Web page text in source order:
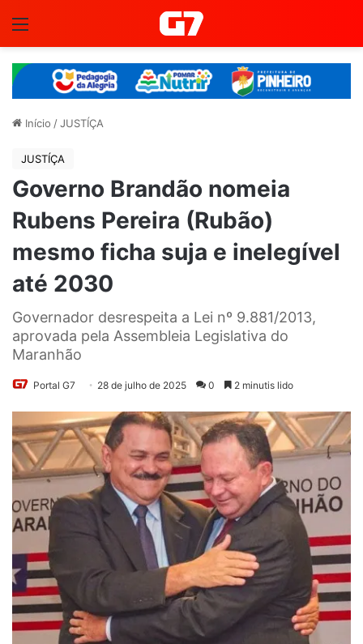
Início /JUSTÍÇA
JUSTÍÇA
Governo Brandão nomeia
Rubens Pereira (Rubão)
mesmo ficha suja e inelegível
até 2030
Governador desrespeita a Lei nº 9.881/2013,
aprovada pela Assembleia Legislativa do
Maranhão
Portal G7 28 de julho de 2025 0 2 minutis lido